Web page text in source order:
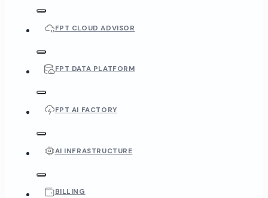
FPT CLOUD ADVISOR
FPT DATA PLATFORM
FPT AI FACTORY
AI INFRASTRUCTURE
BILLING